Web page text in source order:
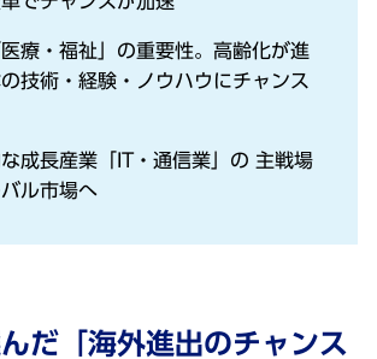
療・福祉」の重要性。⾼齢化が進
技術・経験・ノウハウにチャンス
成⻑産業「IT・通信業」の 主戦場
ル市場へ
だ「海外進出のチャンス